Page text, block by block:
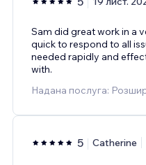
Sam did great work in a
quick to respond to all
needed rapidly and
with.
Надана послуга:
5 Catherine